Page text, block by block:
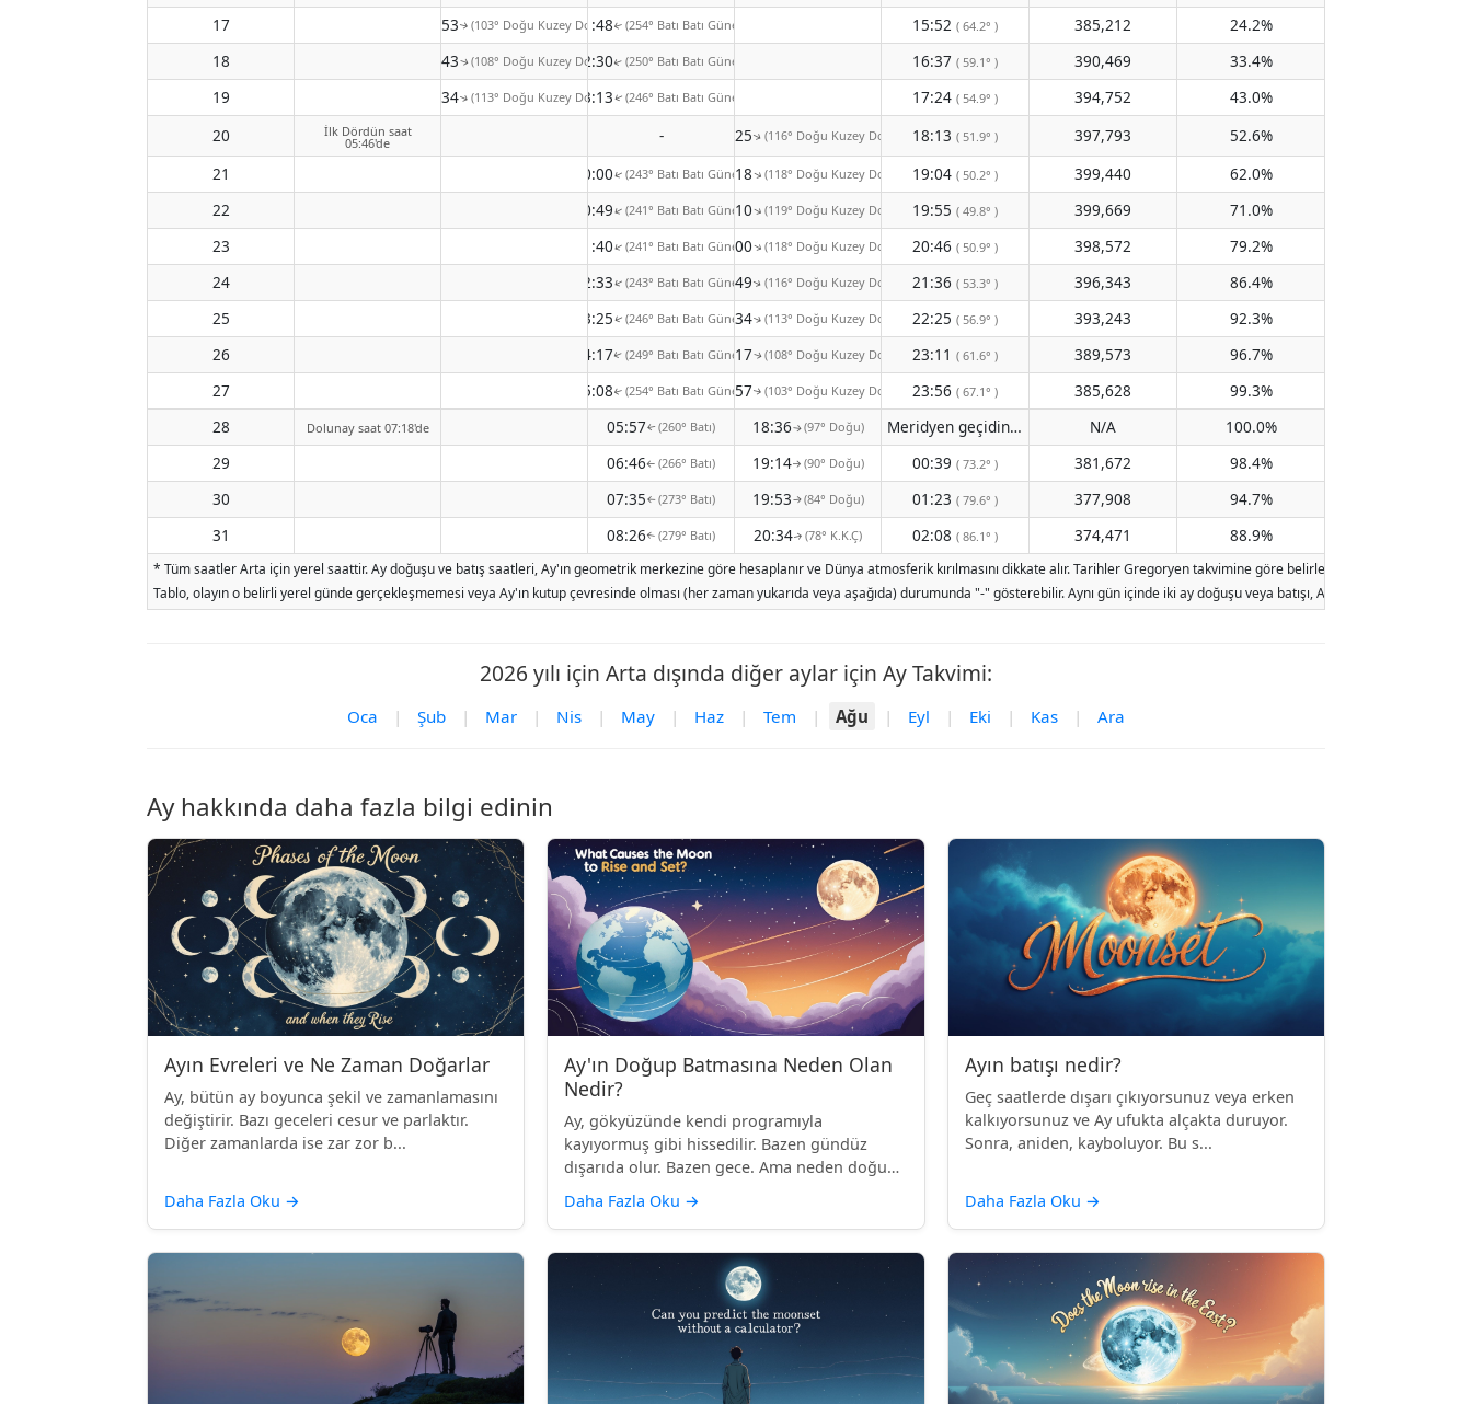
17
09:53↑(103° Doğu Kuzey Doğu)
21:48↑(254° Batı Batı Güney) 15:52 ( 64.2° ) 385,212
24.2%
18
10:43↑(108° Doğu Kuzey Doğu)
22:30↑(250° Batı Batı Güney) 16:37 ( 59.1° ) 390,469
33.4%
19
11:34↑(113° Doğu Kuzey Doğu)
23:13↑(246° Batı Batı Güney) 17:24 ( 54.9° ) 394,752
43.0%
20
İlk Dördün saat
05:46'de - 12:25↑(116° Doğu Kuzey Doğu) 18:13 ( 51.9° ) 397,793
52.6%
21
00:00↑(243° Batı Batı Güney)
13:18↑(118° Doğu Kuzey Doğu) 19:04 ( 50.2° ) 399,440
62.0%
22
00:49↑(241° Batı Batı Güney)
14:10↑(119° Doğu Kuzey Doğu) 19:55 ( 49.8° ) 399,669
71.0%
23
01:40↑(241° Batı Batı Güney)
15:00↑(118° Doğu Kuzey Doğu) 20:46 ( 50.9° ) 398,572
79.2%
24
02:33↑(243° Batı Batı Güney)
15:49↑(116° Doğu Kuzey Doğu) 21:36 ( 53.3° ) 396,343
86.4%
25
03:25↑(246° Batı Batı Güney)
16:34↑(113° Doğu Kuzey Doğu) 22:25 ( 56.9° ) 393,243
92.3%
26
04:17↑(249° Batı Batı Güney)
17:17↑(108° Doğu Kuzey Doğu) 23:11 ( 61.6° ) 389,573
96.7%
27
05:08↑(254° Batı Batı Güney)
17:57↑(103° Doğu Kuzey Doğu) 23:56 ( 67.1° ) 385,628
99.3%
28
Dolunay saat 07:18'de 05:57↑(260° Batı) 18:36↑(97° Doğu) Meridyen geçidinden geçmiyor ( N/A )
N/A
100.0%
29
06:46↑(266° Batı) 19:14↑ (90° Doğu) 00:39 ( 73.2° ) 381,672
98.4%
30
07:35↑(273° Batı) 19:53↑(84° Doğu) 01:23 ( 79.6° ) 377,908
94.7%
31
08:26↑(279° Batı) 20:34↑(78° K.K.Ç) 02:08 ( 86.1° ) 374,471 88.9%
* Tüm saatler Arta için yerel saattir. Ay doğuşu ve batış saatleri, Ay'ın geometrik merkezine göre hesaplanır ve Dünya atmosferik kırılmasını dikkate alır. Tarihler Gregoryen takvimine göre belirlenmiştir. Aydınlanma,
Tablo, olayın o belirli yerel günde gerçekleşmemesi veya Ay'ın kutup çevresinde olması (her zaman yukarıda veya aşağıda) durumunda "-" gösterebilir. Aynı gün içinde iki ay doğuşu veya batışı, Ay'ın yörünge hareketi
2026 yılı için Arta dışında diğer aylar için Ay Takvimi:
Oca | Şub | Mar | Nis | May | Haz | Tem | Ağu | Eyl | Eki | Kas | Ara
Ay hakkında daha fazla bilgi edinin
Ayın Evreleri ve Ne Zaman Doğarlar
Ay, bütün ay boyunca şekil ve zamanlamasını
değiştirir. Bazı geceleri cesur ve parlaktır.
Diğer zamanlarda ise zar zor b...
Daha Fazla Oku →
Ay'ın Doğup Batmasına Neden Olan
Nedir?
Ay, gökyüzünde kendi programıyla
kayıyormuş gibi hissedilir. Bazen gündüz
dışarıda olur. Bazen gece. Ama neden doğup
bat...
Daha Fazla Oku →
Ayın batışı nedir?
Geç saatlerde dışarı çıkıyorsunuz veya erken
kalkıyorsunuz ve Ay ufukta alçakta duruyor.
Sonra, aniden, kayboluyor. Bu s...
Daha Fazla Oku →